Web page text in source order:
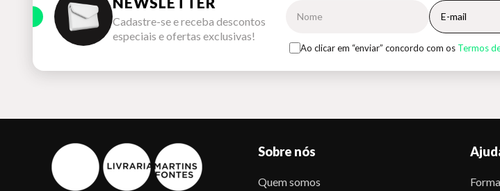
Cadastre-se e receba descontos
especiais e ofertas exclusivas!
Ao clicar em “enviar” concordo com os Termos
Sobre nós
Quem somos